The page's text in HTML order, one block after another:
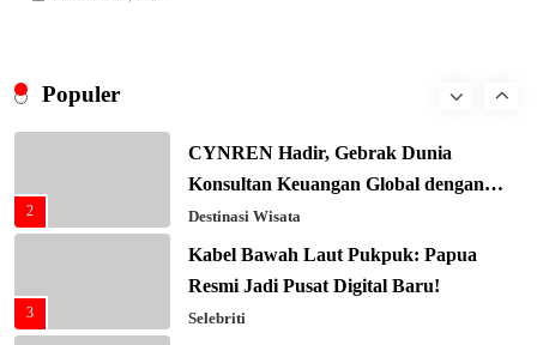
Populer
2
CYNREN Hadir, Gebrak Dunia
Konsultan Keuangan Global dengan
Sentuhan AI
Destinasi Wisata
3
Kabel Bawah Laut Pukpuk: Papua
Resmi Jadi Pusat Digital Baru!
Selebriti